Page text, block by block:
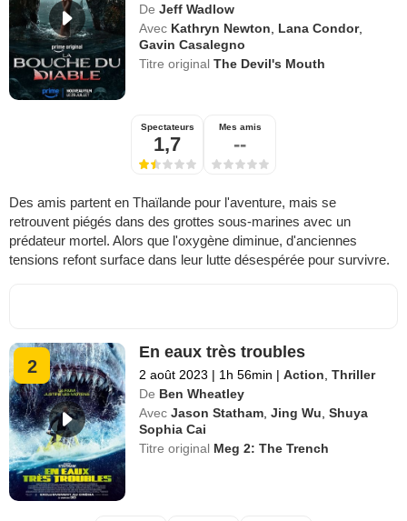
De Jeff Wadlow
Avec Kathryn Newton Lana Condor,
Gavin Casalegno
Titre originalThe Devil's Mouth
Spectateurs
1,7
Mes amis
--
Des amis partent en Thaïlande pour l'aventure, mais se
retrouvent piégés dans des grottes sous-marines avec un
prédateur mortel. Alors que l'oxygène diminue, d'anciennes
tensions refont surface dans leur lutte désespérée pour survivre.
2
En eaux très troubles
2 août 2023 | 1h 56min | Action ,Thriller
De Ben Wheatley
Avec Jason Statham ,Jing Wu ,Shuya
Sophia Cai
Titre original Meg 2: The Trench